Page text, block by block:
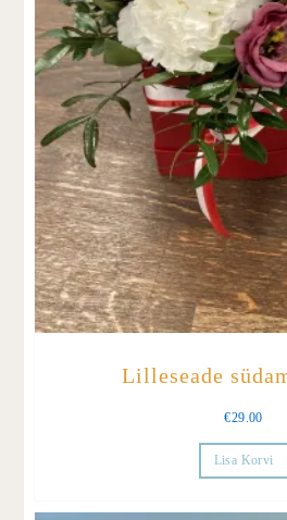
Lilleseade
€29.00
Lisa Korvi